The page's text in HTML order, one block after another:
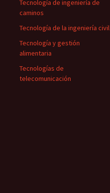
Tecnología de ingeniería de
caminos
Tecnología de la ingeniería civil
Tecnología y gestión
alimentaria
Tecnologías de
telecomunicación